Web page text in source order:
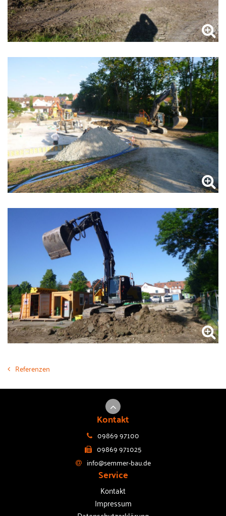
Referenzen
Kontakt
09869 97100
09869 971025
info@semmer-bau.de
Service
Kontakt
Impressum